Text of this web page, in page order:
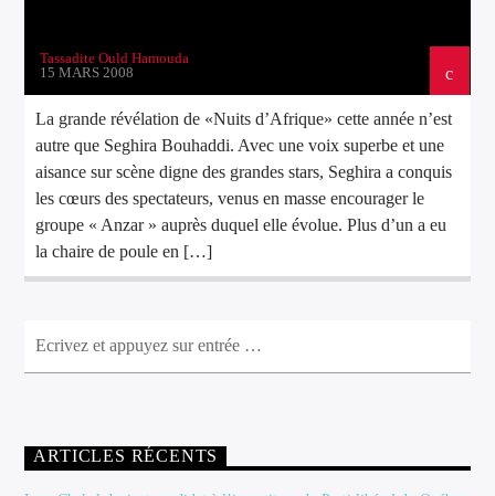
Tassadite Ould Hamouda
15 MARS 2008
La grande révélation de «Nuits d’Afrique» cette année n’est
autre que Seghira Bouhaddi. Avec une voix superbe et une
aisance sur scène digne des grandes stars, Seghira a conquis
les cœurs des spectateurs, venus en masse encourager le
groupe « Anzar » auprès duquel elle évolue. Plus d’un a eu
la chaire de poule en […]
ARTICLES RÉCENTS